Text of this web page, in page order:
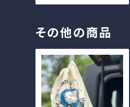
その他の商品